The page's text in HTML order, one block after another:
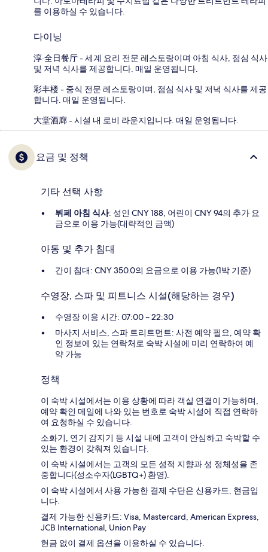
를 이용하실 수 있습니다.
다이닝
淳·全日餐厅 - 세계 요리 전문 레스토랑이며 아침 식사, 점심 식사
및 저녁 식사를 제공합니다. 매일 운영됩니다.
彩丰楼 - 중식 전문 레스토랑이며, 점심 식사 및 저녁 식사를 제공
합니다. 매일 운영됩니다.
大堂酒廊 - 시설 내 로비 라운지입니다. 매일 운영됩니다.
요금 및 정책
기타 선택 사항
뷔페 아침 식사: 성인 CNY 188, 어린이 CNY 94의 추가 요
금으로 이용 가능(대략적인 금액)
아동 및 추가 침대
간이 침대: CNY 350.0의 요금으로 이용 가능(1박 기준)
수영장, 스파 및 피트니스 시설(해당하는 경우)
수영장 이용 시간: 07:00 ~ 22:30
마사지 서비스, 스파 트리트먼트: 사전 예약 필요, 예약 확
인 정보에 있는 연락처로 숙박 시설에 미리 연락하여 예
약 가능
정책
이 숙박 시설에서는 이용 상황에 따라 객실 연결이 가능하며,
예약 확인 메일에 나와 있는 번호로 숙박 시설에 직접 연락하
여 요청하실 수 있습니다.
소화기, 연기 감지기 등 시설 내에 고객이 안심하고 숙박할 수
있는 환경이 갖춰져 있습니다.
이 숙박 시설에서는 고객의 모든 성적 지향과 성 정체성을 존
중합니다(성소수자(LGBTQ+) 환영).
이 숙박 시설에서 사용 가능한 결제 수단은 신용카드, 현금입
니다.
결제 가능한 신용카드: Visa, Mastercard, American Express,
JCB International, Union Pay
현금 없이 결제 옵션을 이용하실 수 있습니다.